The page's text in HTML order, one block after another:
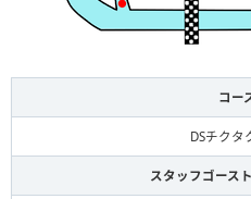
コー
DSチクタ
スタッフゴース